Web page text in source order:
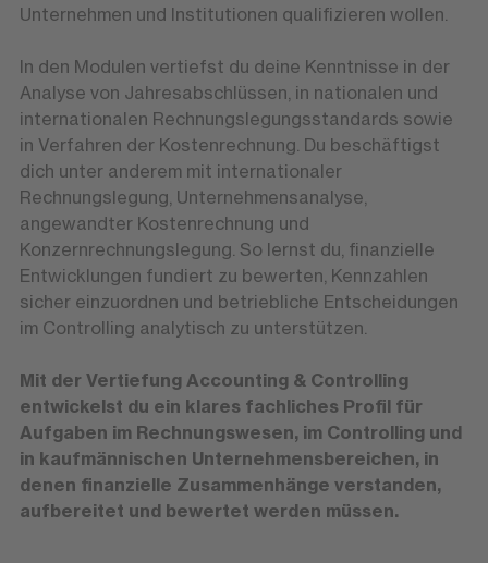
Unternehmen und Institutionen qualifizieren wollen.
In den Modulen vertiefst du deine Kenntnisse in der
Analyse von Jahresabschlüssen, in nationalen und
internationalen Rechnungslegungsstandards sowie
in Verfahren der Kostenrechnung. Du beschäftigst
dich unter anderem mit internationaler
Rechnungslegung, Unternehmensanalyse,
angewandter Kostenrechnung und
Konzernrechnungslegung. So lernst du, finanzielle
Entwicklungen fundiert zu bewerten, Kennzahlen
sicher einzuordnen und betriebliche Entscheidungen
im Controlling analytisch zu unterstützen.
Mit der Vertiefung Accounting & Controlling
entwickelst du ein klares fachliches Profil für
Aufgaben im Rechnungswesen, im Controlling und
in kaufmännischen Unternehmensbereichen, in
denen finanzielle Zusammenhänge verstanden,
aufbereitet und bewertet werden müssen.